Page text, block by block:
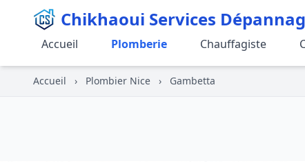
Chikhaoui Services
Accueil Plomberie Chauffagiste
Accueil › Plombier Nice › Gambetta